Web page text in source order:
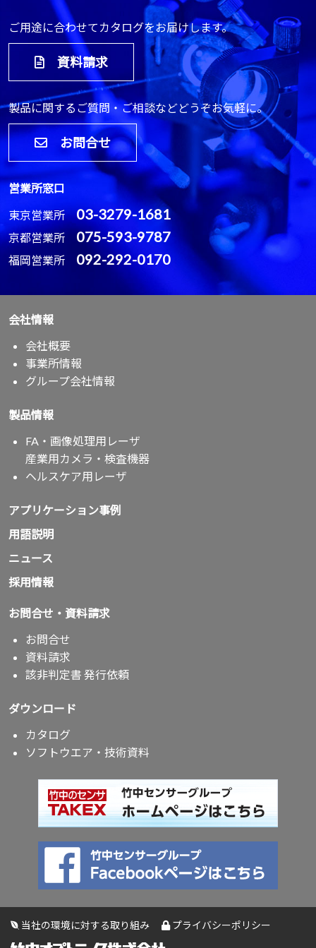
ご用途に合わせてカタログをお届けします。
資料請求
製品に関するご質問・ご相談などどうぞお気軽に。
お問合せ
営業所窓口
東京営業所03-3279-1681
京都営業所 075-593-9787
福岡営業所 092-292-0170
会社情報
会社概要
事業所情報
グループ会社情報
製品情報
FA・画像処理用レーザ
産業用カメラ・検査機器
ヘルスケア用レーザ
アプリケーション事例
用語説明
ニュース
採用情報
お問合せ・資料請求
お問合せ
資料請求
該非判定書 発行依頼
ダウンロード
カタログ
ソフトウエア・技術資料
当社の環境に対する取り組み プライバシーポリシー